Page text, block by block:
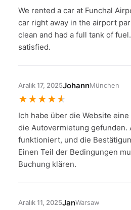
We rented a car at Funchal
car right away in the airport
clean and had a full tank of
satisfied.
Aralık 17, 2025JohannMünchen
★★★★★
Ich habe über die Website
die Autovermietung gefunden.
funktioniert, und die
Einen Teil der Bedingungen
Buchung klären.
Aralık 11, 2025JanWarsaw